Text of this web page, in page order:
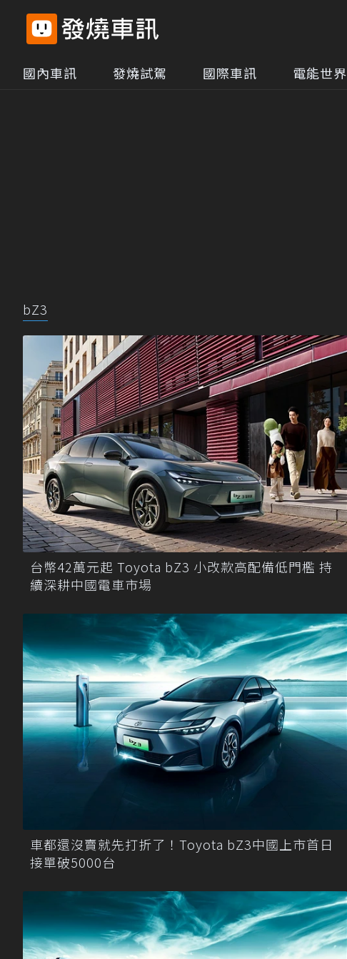
國內車訊 發燒試駕 國際車訊 電能世界
bZ3
台幣42萬元起 Toyota bZ3 小改款高配備低門檻 持
續深耕中國電車市場
車都還沒賣就先打折了！Toyota bZ3中國上市首日
接單破5000台